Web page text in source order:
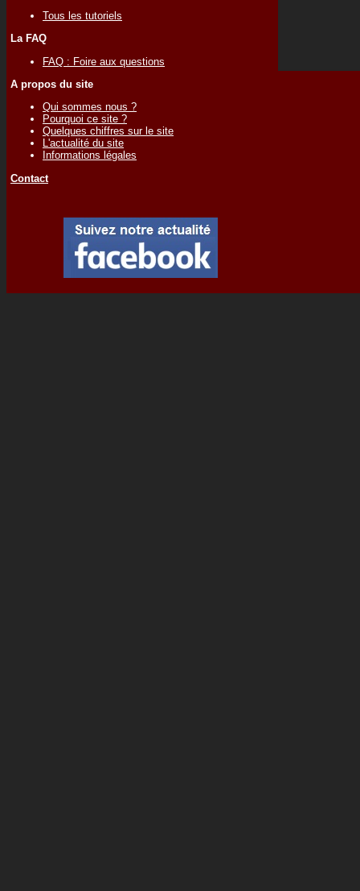
Tous les tutoriels
La FAQ
FAQ : Foire aux questions
A propos du site
Qui sommes nous ?
Pourquoi ce site ?
Quelques chiffres sur le site
L'actualité du site
Informations légales
Contact